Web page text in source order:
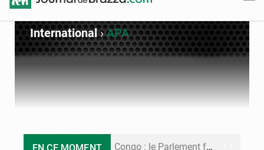
International›APA
Congo : le Parlement formule 28 recommandations sur le Cadre budgétaire 2027-2029